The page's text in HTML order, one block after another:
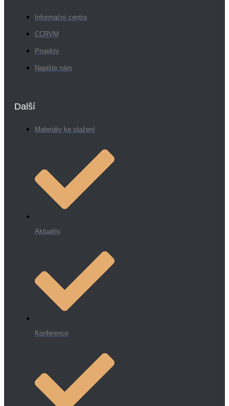
Informační centra
CCRVM
Projekty
Napište nám
Další
Materiály ke stažení
Aktuality
Konference